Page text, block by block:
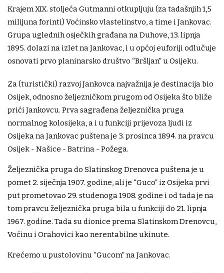
Krajem XIX. stoljeća Gutmanni otkupljuju (za tadašnjih 1,5
milijuna forinti) Voćinsko vlastelinstvo, a time i Jankovac.
Grupa uglednih osječkih građana na Duhove, 13. lipnja
1895. dolazi na izlet na Jankovac, i u općoj euforiji odlučuje
osnovati prvo planinarsko društvo “Bršljan” u Osijeku.
Za (turistički) razvoj Jankovca najvažnija je destinacija bio
Osijek, odnosno željezničkom prugom od Osijeka što bliže
prići Jankovcu. Prva sagrađena željeznička pruga
normalnog kolosijeka, a i u funkciji prijevoza ljudi iz
Osijeka na Jankovac puštena je 3. prosinca 1894. na pravcu
Osijek - Našice - Batrina - Požega.
Željeznička pruga do Slatinskog Drenovca puštena je u
pomet 2. siječnja 1907. godine, ali je “Guco” iz Osijeka prvi
put prometovao 29. studenoga 1908. godine i od tada je na
tom pravcu željeznička pruga bila u funkciji do 21. lipnja
1967. godine. Tada su dionice prema Slatinskom Drenovcu,
Voćinu i Orahovici kao nerentabilne ukinute.
Krećemo u pustolovinu “Gucom” na Jankovac.